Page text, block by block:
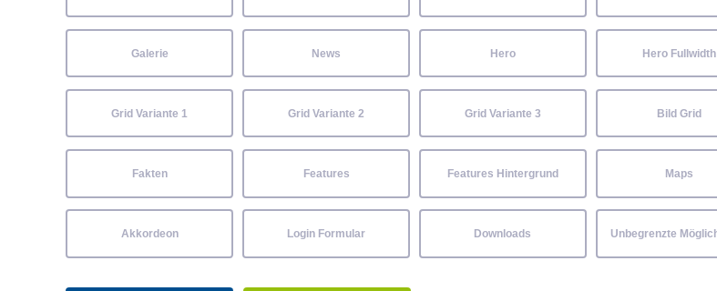
Galerie News Hero Hero Fullwidth
Grid Variante 1 Grid Variante 2 Grid Variante 3 Bild Grid
Fakten Features Features Hintergrund Maps
Akkordeon Login Formular Downloads